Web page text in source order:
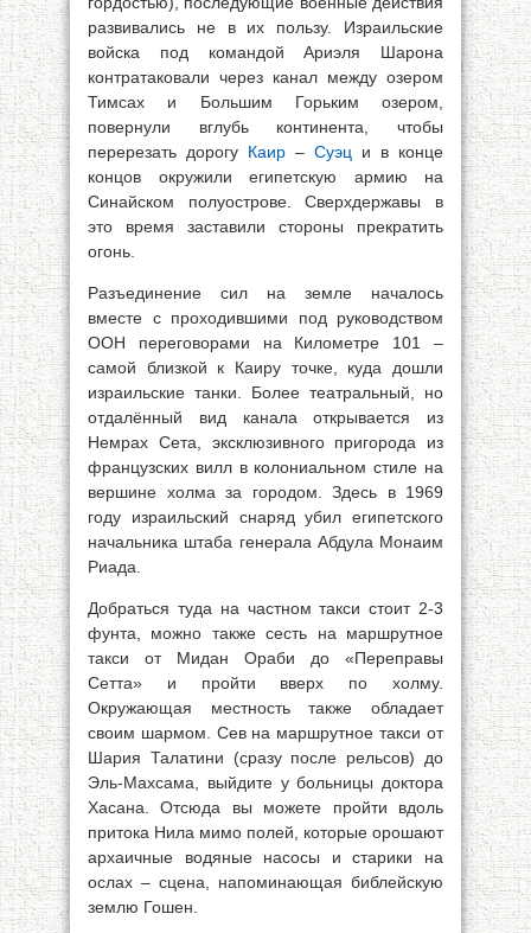
развивались не в их пользу. Израильские
войска под командой Ариэля Шарона
контратаковали через канал между озером
Тимсах и Большим Горьким озером,
повернули вглубь континента, чтобы
перерезать дорогу Каир – Суэц и в конце
концов окружили египетскую армию на
Синайском полуострове. Сверхдержавы в
это время заставили стороны прекратить
огонь.
Разъединение сил на земле началось
вместе с проходившими под руководством
ООН переговорами на Километре 101 –
самой близкой к Каиру точке, куда дошли
израильские танки. Более театральный, но
отдалённый вид канала открывается из
Немрах Сета, эксклюзивного пригорода из
французских вилл в колониальном стиле на
вершине холма за городом. Здесь в 1969
году израильский снаряд убил египетского
начальника штаба генерала Абдула Монаим
Риада.
Добраться туда на частном такси стоит 2-3
фунта, можно также сесть на маршрутное
такси от Мидан Ораби до «Переправы
Сетта» и пройти вверх по холму.
Окружающая местность также обладает
своим шармом. Сев на маршрутное такси от
Шария Талатини (сразу после рельсов) до
Эль-Махсама, выйдите у больницы доктора
Хасана. Отсюда вы можете пройти вдоль
притока Нила мимо полей, которые орошают
архаичные водяные насосы и старики на
ослах – сцена, напоминающая библейскую
землю Гошен.